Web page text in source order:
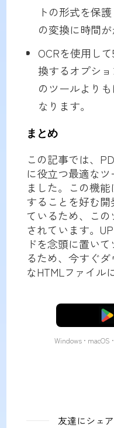
トの形式を保
の変換に時間が
OCRを使用し
換するオプシ
のツールより
なります。
まとめ
この記事では、
に役立つ最適な
ました。この機
することを好む
ているため、こ
されています。
ドを念頭に置い
るため、今すぐ
なHTMLファイル
無
Windows • macOS
友達にシェ